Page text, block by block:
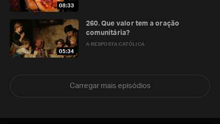
08:33
05:34
A RESPOSTA CATÓLICA
260. Que valor tem a oração
comunitária?
Carregar mais episódios